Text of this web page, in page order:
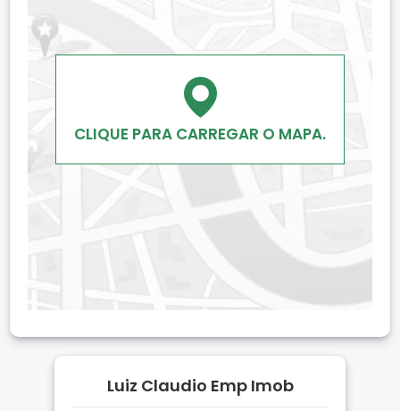
CLIQUE PARA CARREGAR O MAPA.
Luiz Claudio Emp Imob